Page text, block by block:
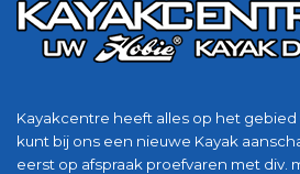
Kayakcentre heeft alles op het gebied
kunt bij ons een nieuwe Kayak
eerst op afspraak proefvaren met div.